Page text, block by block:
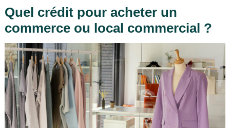
Quel crédit pour acheter un
commerce ou local commercial ?